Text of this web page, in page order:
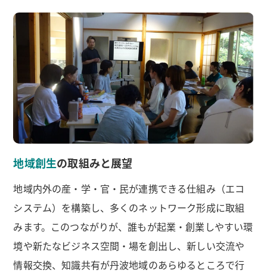
地域創生の取組みと展望
地域内外の産・学・官・民が連携できる仕組み（エコ
システム）を構築し、多くのネットワーク形成に取組
みます。このつながりが、誰もが起業・創業しやすい環
境や新たなビジネス空間・場を創出し、新しい交流や
情報交換、知識共有が丹波地域のあらゆるところで行